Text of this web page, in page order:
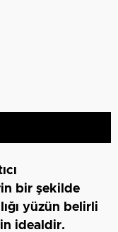
bir şekilde
yüzün belirli
idealdir.